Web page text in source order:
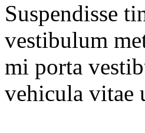
Suspendisse
vestibulum
mi porta
vehicula vitae